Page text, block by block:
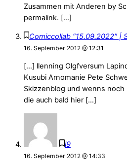
Zusammen mit Anderen by
permalink. […]
Comiccollab “15.09.2022″ |
16. September 2012 @ 12:31
[…] llenning Olgfversum
Kusubi Arnomanie Pete
Skizzenblog und wenns
die auch bald hier […]
l9
16. September 2012 @ 14:33